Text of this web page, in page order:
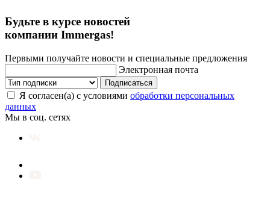
Будьте в курсе новостей
компании Immergas!
Первыми получайте новости и специальные предложения
Электронная почта
Подписаться
Я согласен(а) с условиями обработки персональных
данных
Мы в соц. сетях